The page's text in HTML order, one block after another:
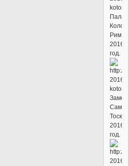
Рим,
2016
год.
Замок
2016
год.